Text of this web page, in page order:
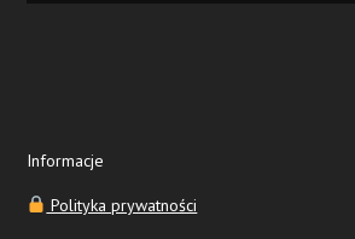
Informacje
Polityka prywatności